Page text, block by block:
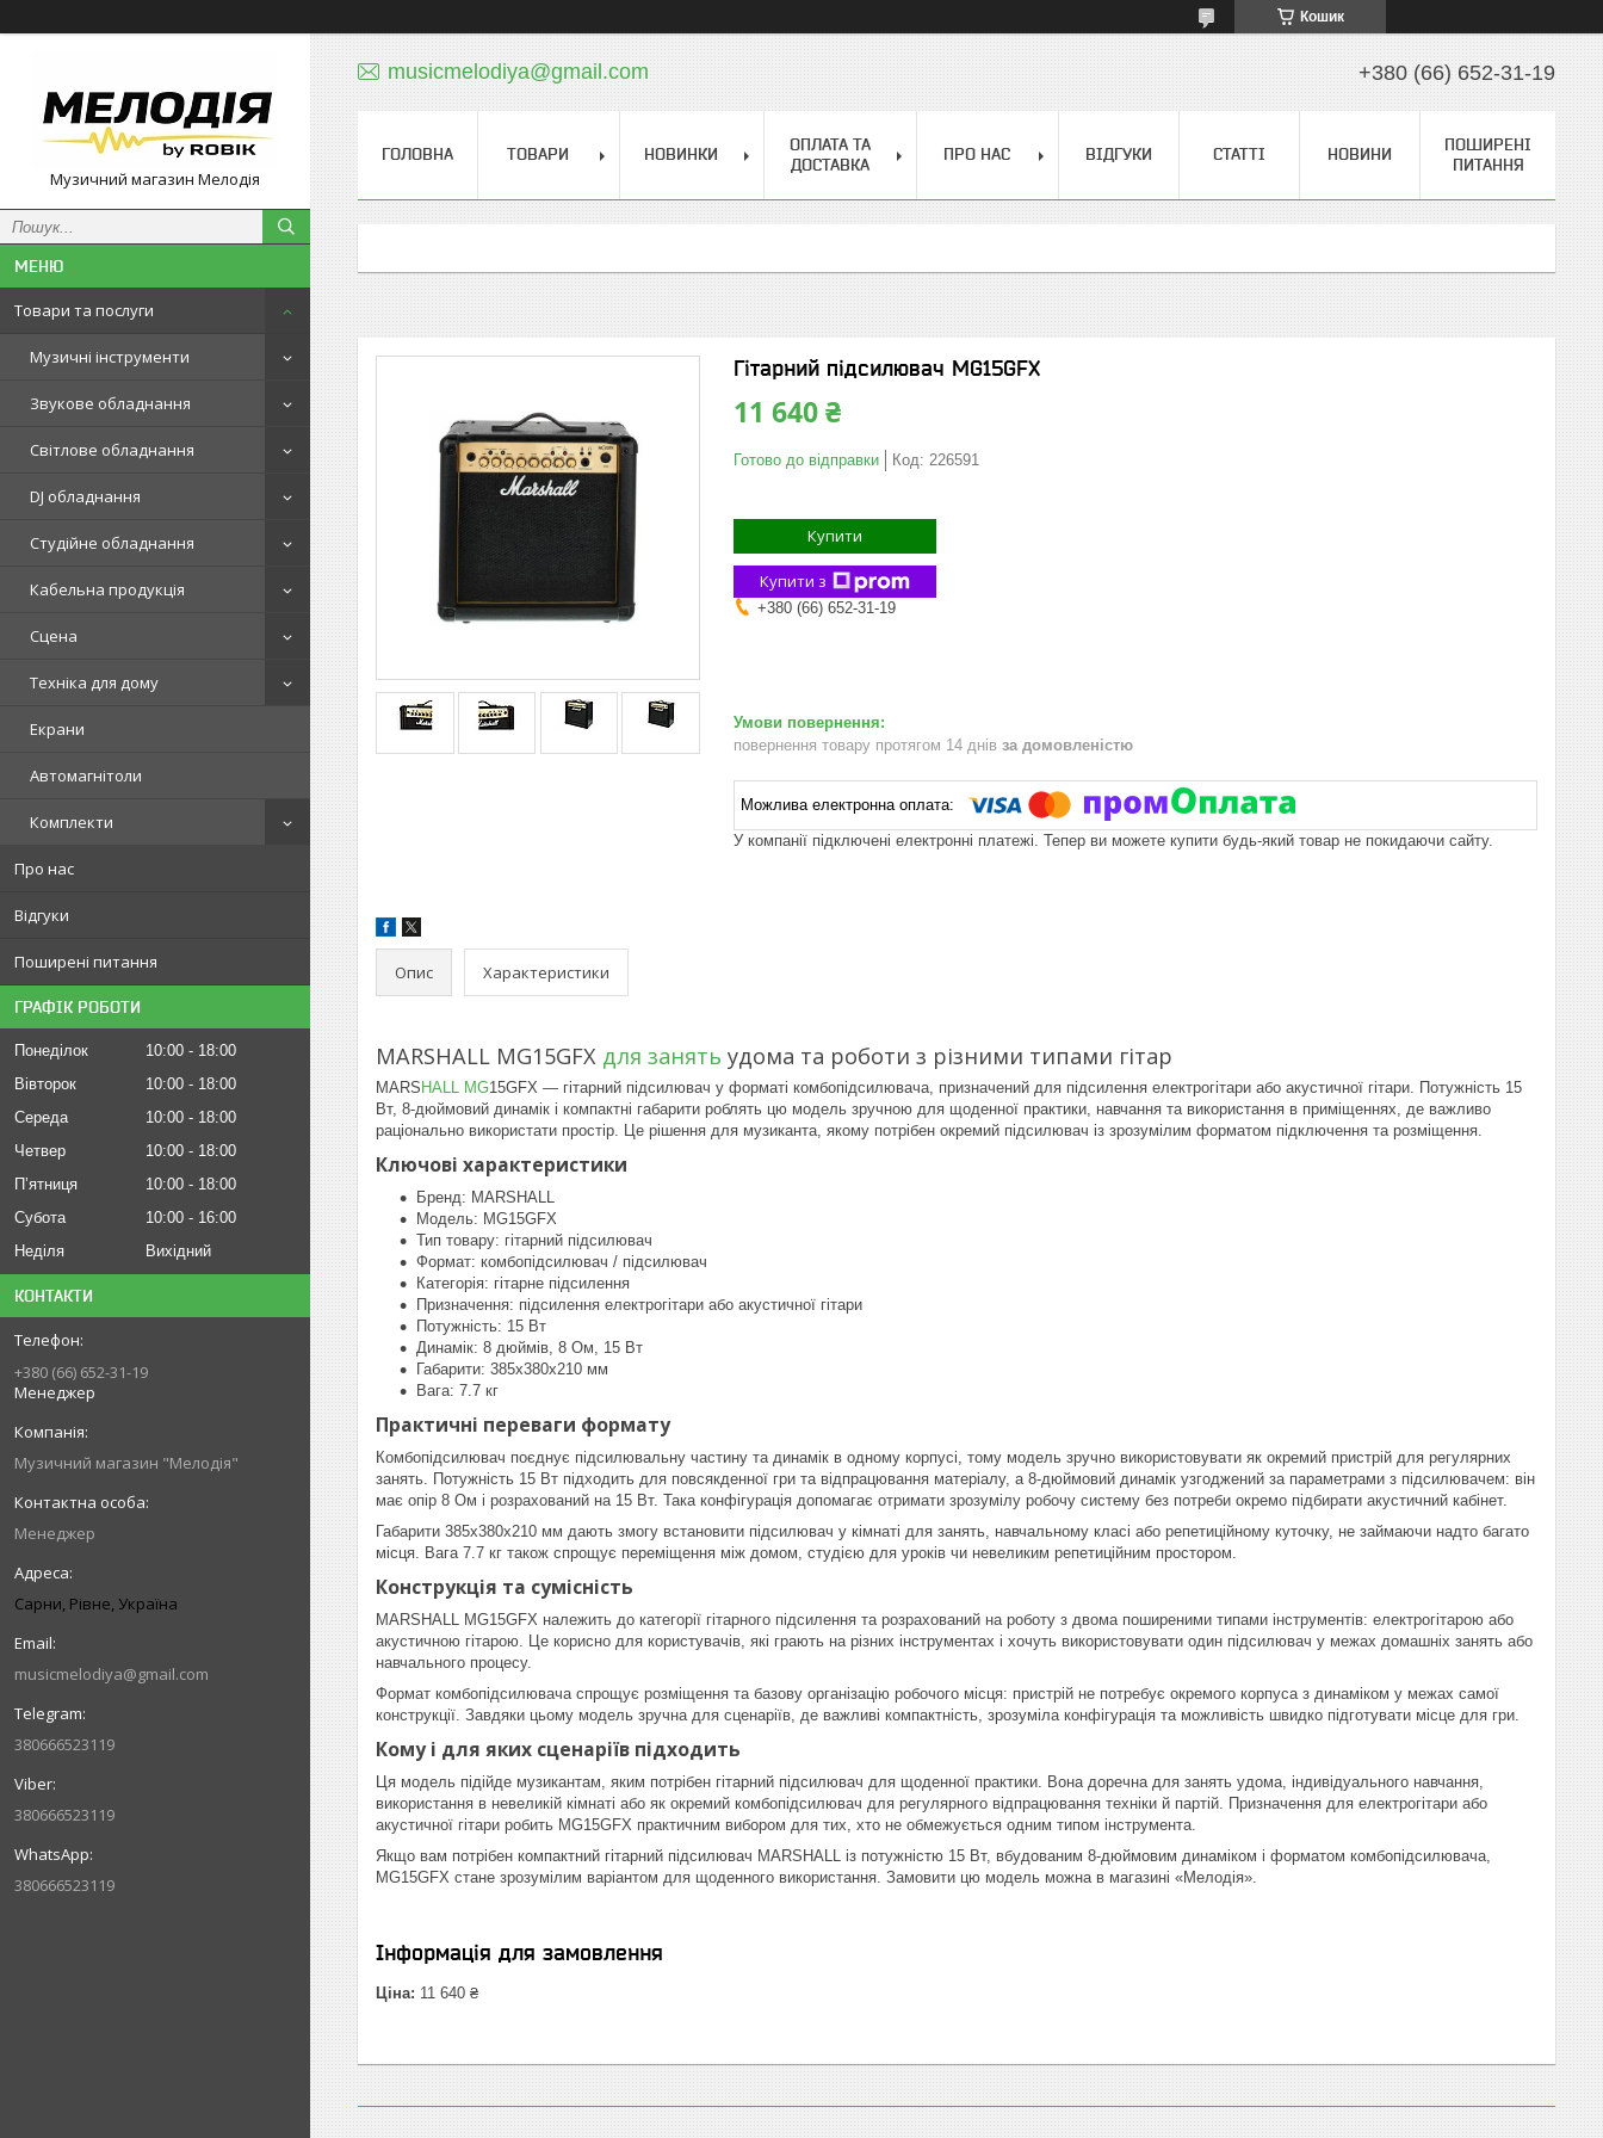
Кошик
Музичний магазин Мелодія
Товари та послуги
Музичні інструменти
Звукове обладнання
Світлове обладнання
DJ обладнання
Студійне обладнання
Кабельна продукція
Сцена
Техніка для дому
Екрани
Автомагнітоли
Комплекти
Про нас
Відгуки
Поширені питання
ГРАФІК РОБОТИ
Понеділок 10:00
18:00
Вівторок
10:00
18:00
Середа
10:00
18:00
Четвер
10:00
18:00
Пʼятниця
10:00
18:00
Субота
10:00
16:00
Неділя
Вихідний
КОНТАКТИ
+380 (66) 652-31-19
Менеджер
Музичний магазин "Мелодія"
Менеджер
Сарни, Рівне, Україна
musicmelodiya@gmail.com
380666523119
380666523119
380666523119
musicmelodiya@gmail.com +380 (66) 652-31-19
ГОЛОВНА ТОВАРИ НОВИНКИ
ОПЛАТА ТА
ДОСТАВКА
ПРО НАС ВІДГУКИ СТАТТІ НОВИНИ
ПОШИРЕНІ
ПИТАННЯ
Гітарний підсилювач MG15GFX
11 640 ₴
Готово до відправки Код: 226591
Купити
Купити з
+380 (66) 652-31-19
повернення товару протягом 14 днів за домовленістю
У компанії підключені електронні платежі. Тепер ви можете купити будь-який товар не покидаючи сайту.
Опис Характеристики
MARSHALL MG15GFX для занять удома та роботи з різними типами гітар
MARS HALL MG15GFX — гітарний підсилювач у форматі комбопідсилювача, призначений для підсилення електрогітари або акустичної гітари. Потужність 15
Вт, 8-дюймовий динамік і компактні габарити роблять цю модель зручною для щоденної практики, навчання та використання в приміщеннях, де важливо
раціонально використати простір. Це рішення для музиканта, якому потрібен окремий підсилювач із зрозумілим форматом підключення та розміщення.
Ключові характеристики
Бренд: MARSHALL
Модель: MG15GFX
Тип товару: гітарний підсилювач
Формат: комбопідсилювач / підсилювач
Категорія: гітарне підсилення
Призначення: підсилення електрогітари або акустичної гітари
Потужність: 15 Вт
Динамік: 8 дюймів, 8 Ом, 15 Вт
Габарити: 385x380x210 мм
Вага: 7.7 кг
Практичні переваги формату
Комбопідсилювач поєднує підсилювальну частину та динамік в одному корпусі, тому модель зручно використовувати як окремий пристрій для регулярних
занять. Потужність 15 Вт підходить для повсякденної гри та відпрацювання матеріалу, а 8-дюймовий динамік узгоджений за параметрами з підсилювачем: він
має опір 8 Ом і розрахований на 15 Вт. Така конфігурація допомагає отримати зрозумілу робочу систему без потреби окремо підбирати акустичний кабінет.
Габарити 385x380x210 мм дають змогу встановити підсилювач у кімнаті для занять, навчальному класі або репетиційному куточку, не займаючи надто багато
місця. Вага 7.7 кг також спрощує переміщення між домом, студією для уроків чи невеликим репетиційним простором.
Конструкція та сумісність
MARSHALL MG15GFX належить до категорії гітарного підсилення та розрахований на роботу з двома поширеними типами інструментів: електрогітарою або
акустичною гітарою. Це корисно для користувачів, які грають на різних інструментах і хочуть використовувати один підсилювач у межах домашніх занять або
навчального процесу.
Формат комбопідсилювача спрощує розміщення та базову організацію робочого місця: пристрій не потребує окремого корпуса з динаміком у межах самої
конструкції. Завдяки цьому модель зручна для сценаріїв, де важливі компактність, зрозуміла конфігурація та можливість швидко підготувати місце для гри.
Кому і для яких сценаріїв підходить
Ця модель підійде музикантам, яким потрібен гітарний підсилювач для щоденної практики. Вона доречна для занять удома, індивідуального навчання,
використання в невеликій кімнаті або як окремий комбопідсилювач для регулярного відпрацювання техніки й партій. Призначення для електрогітари або
акустичної гітари робить MG15GFX практичним вибором для тих, хто не обмежується одним типом інструмента.
Якщо вам потрібен компактний гітарний підсилювач MARSHALL із потужністю 15 Вт, вбудованим 8-дюймовим динаміком і форматом комбопідсилювача,
MG15GFX стане зрозумілим варіантом для щоденного використання. Замовити цю модель можна в магазині «Мелодія».
Інформація для замовлення
Ціна: 11 640 ₴